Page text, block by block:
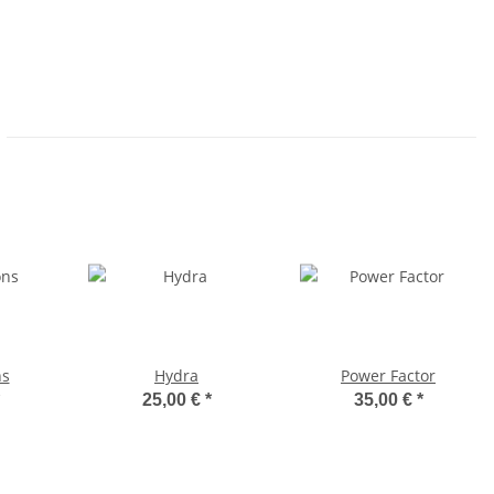
Hydra
25,00 € *
Power Factor
35,00 € *